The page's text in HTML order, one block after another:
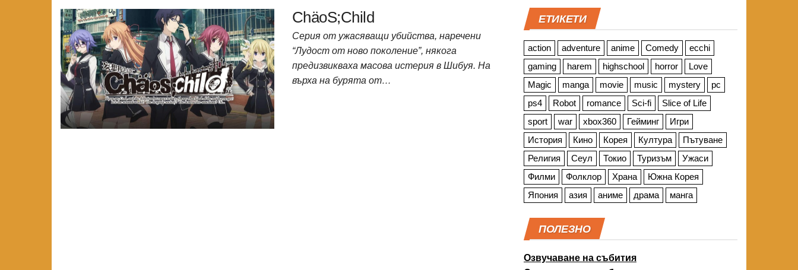
ChäoS;Child
Серия от ужасяващи убийства, наречени
“Лудост от ново поколение”, някога
предизвикваха масова истерия в Шибуя. На
върха на бурята от…
ЕТИКЕТИ
action adventure anime Comedy
ecchi
gaming
harem highschool horror
Love
Magic
manga movie music mystery
pc
ps4
Robot romance Sci-fi
Slice of Life
sport
war xbox360 Гейминг
Игри
История
Кино Корея Култура
Пътуване
Религия
Сеул Токио Туризъм
Ужаси
Филми
Фолклор Храна
Южна Корея
Япония
азия аниме драма манга
ПОЛЕЗНО
Озвучаване на събития